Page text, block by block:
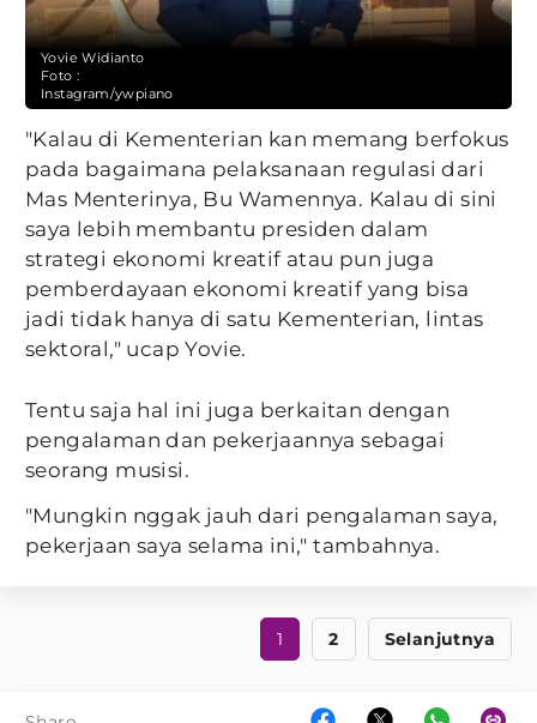
Yovie Widianto
Foto :
Instagram/ywpiano
"Kalau di Kementerian kan memang berfokus
pada bagaimana pelaksanaan regulasi dari
Mas Menterinya, Bu Wamennya. Kalau di sini
saya lebih membantu presiden dalam
strategi ekonomi kreatif atau pun juga
pemberdayaan ekonomi kreatif yang bisa
jadi tidak hanya di satu Kementerian, lintas
sektoral," ucap Yovie.
Tentu saja hal ini juga berkaitan dengan
pengalaman dan pekerjaannya sebagai
seorang musisi.
"Mungkin nggak jauh dari pengalaman saya,
pekerjaan saya selama ini," tambahnya.
1 2 Selanjutnya